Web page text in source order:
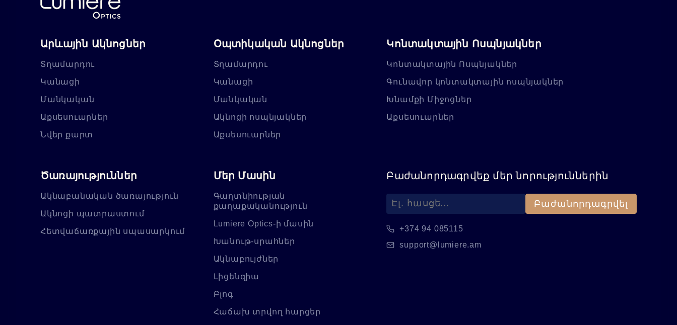
Արևային Ակնոցներ
Տղամարդու
Կանացի
Մանկական
Աքսեսուարներ
Նվեր քարտ
Օպտիկական Ակնոցներ
Տղամարդու
Կանացի
Մանկական
Ակնոցի ոսպնյակներ
Աքսեսուարներ
Կոնտակտային Ոսպնյակներ
Կոնտակտային Ոսպնյակներ
Գունավոր կոնտակտային ոսպնյակներ
Խնամքի Միջոցներ
Աքսեսուարներ
Ծառայություններ
Ակնաբանական ծառայություն
Ակնոցի պատրաստում
Հետվաճառքային սպասարկում
Մեր Մասին
Գաղտնիության
քաղաքականություն
Lumiere Optics-ի մասին
Խանութ-սրահներ
Ակնաբույժներ
Լիցենզիա
Բլոգ
Հաճախ տրվող հարցեր
Բաժանորդագրվեք մեր նորություններին
Բաժանորդագրվել
+374 94 085115
support@lumiere.am